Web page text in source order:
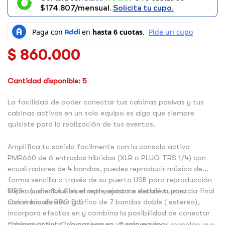
$174.807/mensual. Solicita tu cupo.
$ 860.000
Cantidad disponible: 5
La facilidad de poder conectar tus cabinas pasivas y tus
cabinas activas en un solo equipo es algo que siempre
quisiste para la realización de tus eventos.
Amplifica tu sonido facilmente con la consola activa
PMR660 de 6 entradas híbridas (XLR o PLUG TRS 1/4) con
ecualizadores de 4 bandas, puedes reproducir música de
forma sencilla a través de su puerto USB para reproducción
MP3 o por enlace bluetooth, ajusta a detalle tu mezcla final
con el ecualizador gráfico de 7 bandas doble ( estereo),
incorpora efectos en y combina la posibilidad de conectar
Super Audio S.A.S es el representante exclusivo para
Colombia de PRO DJ.